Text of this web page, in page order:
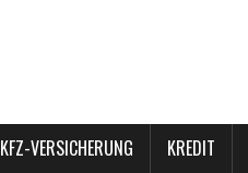
KFZ-VERSICHERUNG KREDIT